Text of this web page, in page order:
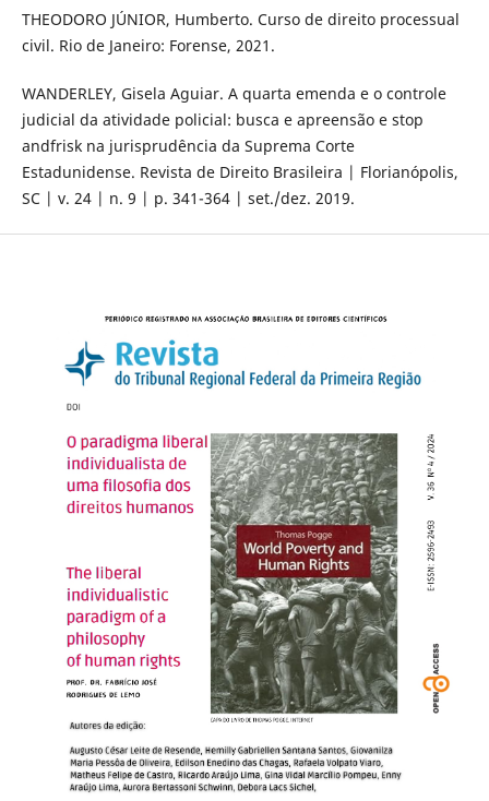
THEODORO JÚNIOR, Humberto. Curso de direito processual
civil. Rio de Janeiro: Forense, 2021.
WANDERLEY, Gisela Aguiar. A quarta emenda e o controle
judicial da atividade policial: busca e apreensão e stop
andfrisk na jurisprudência da Suprema Corte
Estadunidense. Revista de Direito Brasileira | Florianópolis,
SC | v. 24 | n. 9 | p. 341-364 | set./dez. 2019.